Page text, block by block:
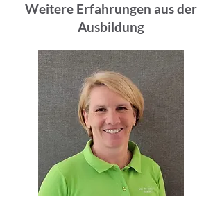
Weitere Erfahrungen aus der
Ausbildung